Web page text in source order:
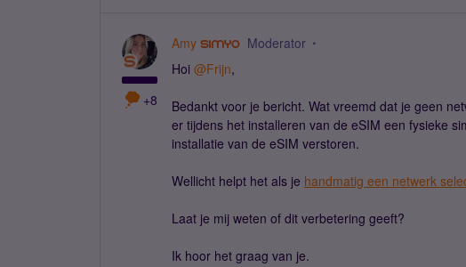
+8
Amy Moderator
Hoi @Frijn,
Bedankt voor je bericht. Wat vreemd dat je geen
er tijdens het installeren van de eSIM een fysieke
installatie van de eSIM verstoren.
Wellicht helpt het als je handmatig een netwerk
Laat je mij weten of dit verbetering geeft?
Ik hoor het graag van je.